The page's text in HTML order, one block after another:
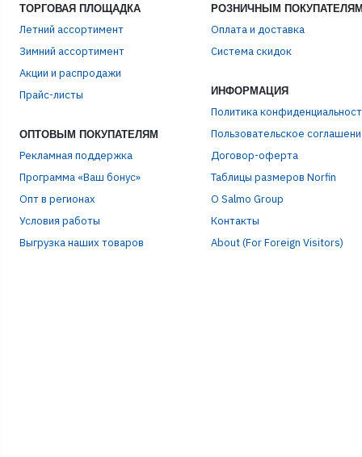
ТОРГОВАЯ ПЛОЩАДКА
Летний ассортимент
Зимний ассортимент
Акции и распродажи
Прайс-листы
ОПТОВЫМ ПОКУПАТЕЛЯМ
Рекламная поддержка
Программа «Ваш бонус»
Опт в регионах
Условия работы
Выгрузка наших товаров
РОЗНИЧНЫМ
Оплата и доставка
Система скидок
ИНФОРМАЦИЯ
Политика
Пользовательское
Договор-оферта
Таблицы размеров Norfin
О Salmo Group
Контакты
About (For Foreign Visitors)